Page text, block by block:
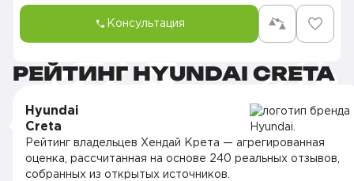
Консультация
РЕЙТИНГ HYUNDAI CRETA
Hyundai
Creta
Рейтинг владельцев Хендай Крета — агрегированная
оценка, рассчитанная на основе 240 реальных отзывов,
собранных из открытых источников.